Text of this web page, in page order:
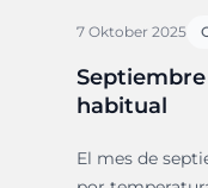
7 Oktober 2025
habitual
El mes de